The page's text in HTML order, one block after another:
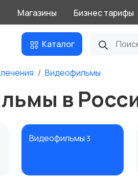
Магазины Бизнес тарифы
Каталог
Видеофильмы
в
Видеофильмы 3